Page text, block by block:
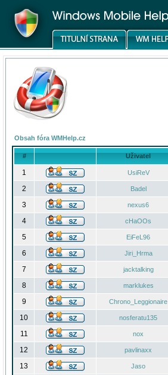
Obsah fóra WMHelp.cz
# Uživatel
1 UsiReV
2 Badel
3 nexus6
4 cHaOOs
5 EiFeL96
6
Jiri_Hrma
7 jacktalking
8 marklukes
9 Chrono_Leggionaire
10 nosferatu135
11 nox
12 pavlinaxx
13 Jaso